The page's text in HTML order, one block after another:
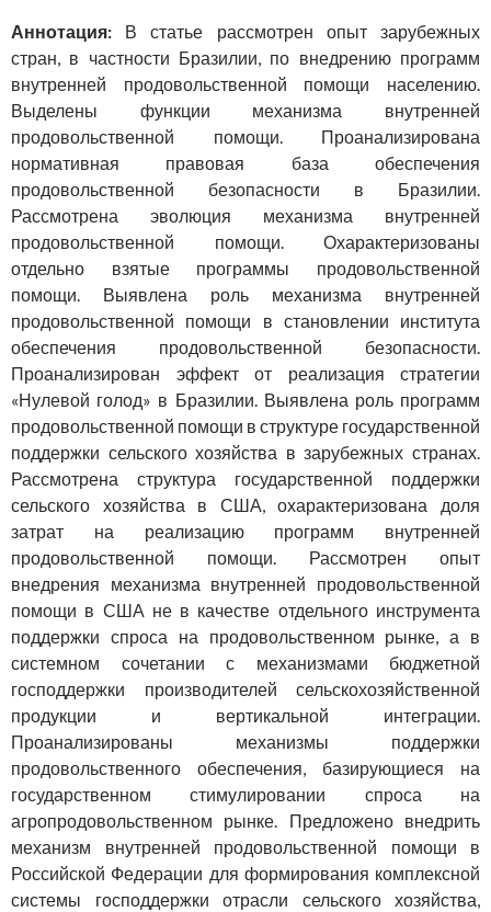
Аннотация: В статье рассмотрен опыт зарубежных
стран, в частности Бразилии, по внедрению программ
внутренней продовольственной помощи населению.
Выделены функции механизма внутренней
продовольственной помощи. Проанализирована
нормативная правовая база обеспечения
продовольственной безопасности в Бразилии.
Рассмотрена эволюция механизма внутренней
продовольственной помощи. Охарактеризованы
отдельно взятые программы продовольственной
помощи. Выявлена роль механизма внутренней
продовольственной помощи в становлении института
обеспечения продовольственной безопасности.
Проанализирован эффект от реализация стратегии
«Нулевой голод» в Бразилии. Выявлена роль программ
продовольственной помощи в структуре государственной
поддержки сельского хозяйства в зарубежных странах.
Рассмотрена структура государственной поддержки
сельского хозяйства в США, охарактеризована доля
затрат на реализацию программ внутренней
продовольственной помощи. Рассмотрен опыт
внедрения механизма внутренней продовольственной
помощи в США не в качестве отдельного инструмента
поддержки спроса на продовольственном рынке, а в
системном сочетании с механизмами бюджетной
господдержки производителей сельскохозяйственной
продукции и вертикальной интеграции.
Проанализированы механизмы поддержки
продовольственного обеспечения, базирующиеся на
государственном стимулировании спроса на
агропродовольственном рынке. Предложено внедрить
механизм внутренней продовольственной помощи в
Российской Федерации для формирования комплексной
системы господдержки отрасли сельского хозяйства,